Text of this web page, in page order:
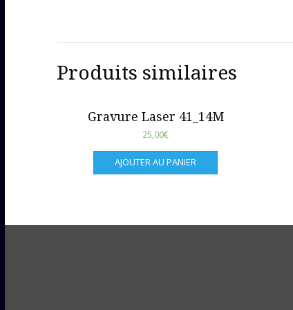
Produits similaires
Gravure Laser 41_14M
25,00€
AJOUTER AU PANIER